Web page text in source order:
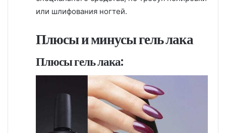
или шлифования ногтей.
Плюсы и минусы гель лака
Плюсы гель лака: